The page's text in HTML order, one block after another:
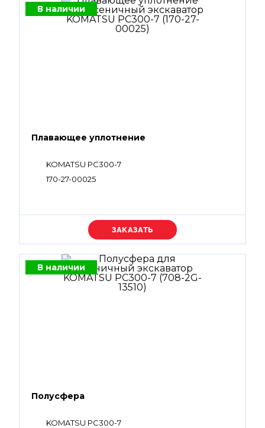
В наличии
Плавающее уплотнение
KOMATSU PC300-7
170-27-00025
Уточняйте цену
В наличии
Полусфера
KOMATSU PC300-7